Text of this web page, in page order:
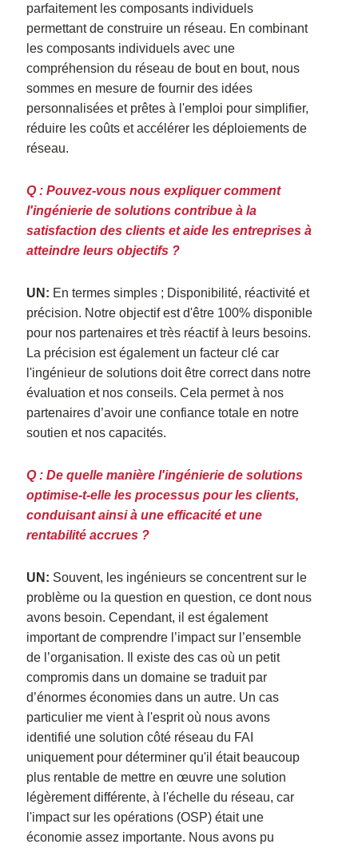
parfaitement les composants individuels
permettant de construire un réseau. En combinant
les composants individuels avec une
compréhension du réseau de bout en bout, nous
sommes en mesure de fournir des idées
personnalisées et prêtes à l'emploi pour simplifier,
réduire les coûts et accélérer les déploiements de
réseau.
Q : Pouvez-vous nous expliquer comment
l'ingénierie de solutions contribue à la
satisfaction des clients et aide les entreprises à
atteindre leurs objectifs ?
UN: En termes simples ; Disponibilité, réactivité et
précision. Notre objectif est d'être 100% disponible
pour nos partenaires et très réactif à leurs besoins.
La précision est également un facteur clé car
l'ingénieur de solutions doit être correct dans notre
évaluation et nos conseils. Cela permet à nos
partenaires d’avoir une confiance totale en notre
soutien et nos capacités.
Q : De quelle manière l'ingénierie de solutions
optimise-t-elle les processus pour les clients,
conduisant ainsi à une efficacité et une
rentabilité accrues ?
UN: Souvent, les ingénieurs se concentrent sur le
problème ou la question en question, ce dont nous
avons besoin. Cependant, il est également
important de comprendre l’impact sur l’ensemble
de l’organisation.
Il existe des cas où un petit
compromis dans un domaine se traduit par
d’énormes économies dans un autre. Un cas
particulier me vient à l'esprit où nous avons
identifié une solution côté réseau du FAI
uniquement pour déterminer qu'il était beaucoup
plus rentable de mettre en œuvre une solution
légèrement différente, à l'échelle du réseau, car
l'impact sur les opérations (OSP) était une
économie assez importante. Nous avons pu